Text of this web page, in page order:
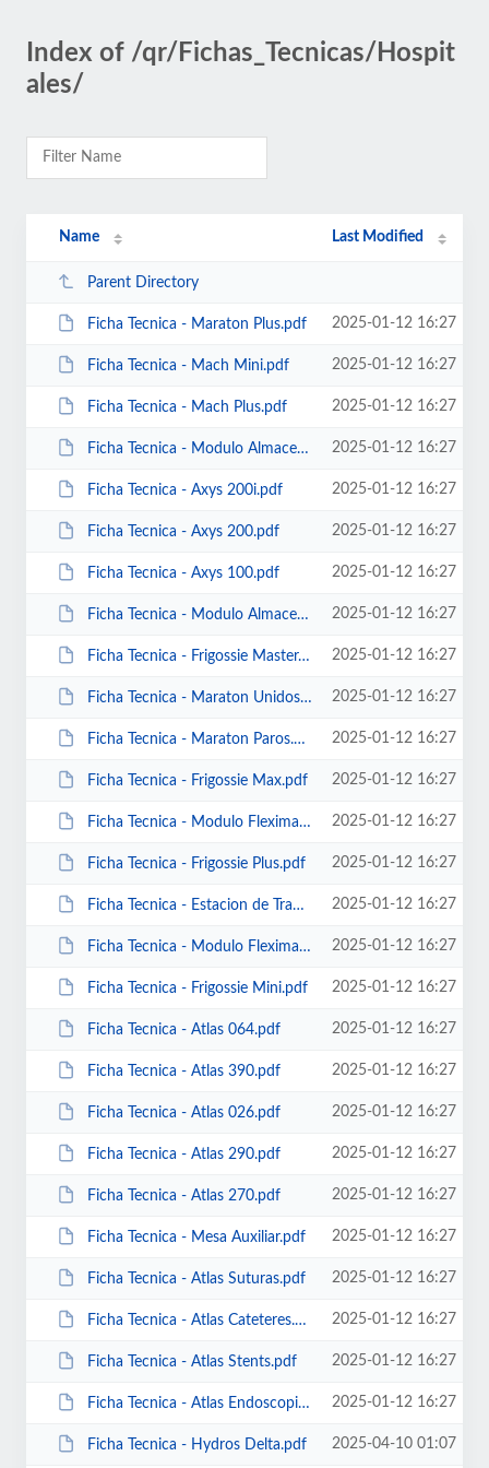
Index of /qr/Fichas_Tecnicas/Hospit
ales/
Name Last Modified
Parent Directory
Ficha Tecnica - Maraton Plus.pdf 2025-01-12 16:27
Ficha Tecnica - Mach Mini.pdf 2025-01-12 16:27
Ficha Tecnica - Mach Plus.pdf 2025-01-12 16:27
Ficha Tecnica - Modulo Almacenamiento Multiproposito.pdf 2025-01-12 16:27
Ficha Tecnica - Axys 200i.pdf 2025-01-12 16:27
Ficha Tecnica - Axys 200.pdf 2025-01-12 16:27
Ficha Tecnica - Axys 100.pdf 2025-01-12 16:27
Ficha Tecnica - Modulo Almacenamiento General.pdf 2025-01-12 16:27
Ficha Tecnica - Frigossie Master.pdf 2025-01-12 16:27
Ficha Tecnica - Maraton Unidosis.pdf 2025-01-12 16:27
Ficha Tecnica - Maraton Paros.pdf 2025-01-12 16:27
Ficha Tecnica - Frigossie Max.pdf 2025-01-12 16:27
Ficha Tecnica - Modulo Fleximax Semipesado.pdf 2025-01-12 16:27
Ficha Tecnica - Frigossie Plus.pdf 2025-01-12 16:27
Ficha Tecnica - Estacion de Trabajo Sencilla.pdf 2025-01-12 16:27
Ficha Tecnica - Modulo Fleximax.pdf 2025-01-12 16:27
Ficha Tecnica - Frigossie Mini.pdf 2025-01-12 16:27
Ficha Tecnica - Atlas 064.pdf 2025-01-12 16:27
Ficha Tecnica - Atlas 390.pdf 2025-01-12 16:27
Ficha Tecnica - Atlas 026.pdf 2025-01-12 16:27
Ficha Tecnica - Atlas 290.pdf 2025-01-12 16:27
Ficha Tecnica - Atlas 270.pdf 2025-01-12 16:27
Ficha Tecnica - Mesa Auxiliar.pdf 2025-01-12 16:27
Ficha Tecnica - Atlas Suturas.pdf 2025-01-12 16:27
Ficha Tecnica - Atlas Cateteres.pdf 2025-01-12 16:27
Ficha Tecnica - Atlas Stents.pdf 2025-01-12 16:27
Ficha Tecnica - Atlas Endoscopios.pdf 2025-01-12 16:27
Ficha Tecnica - Hydros Delta.pdf 2025-04-10 01:07